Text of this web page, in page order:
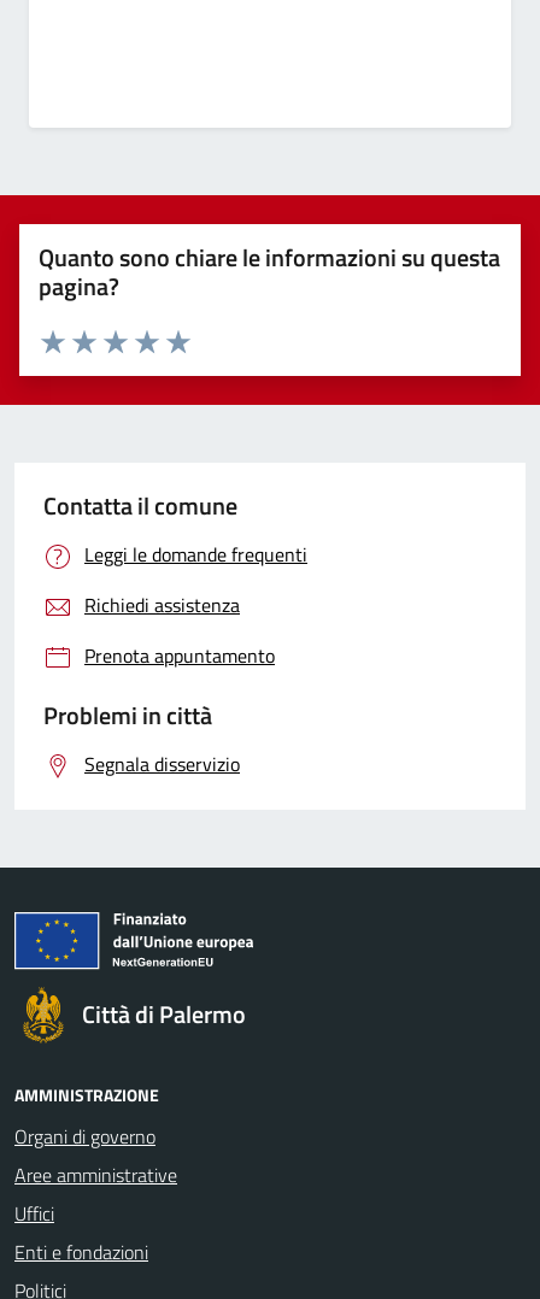
Quanto sono chiare le informazioni su questa
pagina?
Valuta 5 stelle su 5
Valuta 4 stelle su 5
Valuta 3 stelle su 5
Valuta 2 stelle su 5
Valuta 1 stelle su 5
Contatta il comune
Leggi le domande frequenti
Richiedi assistenza
Prenota appuntamento
Problemi in città
Segnala disservizio
Città di Palermo
AMMINISTRAZIONE
Organi di governo
Aree amministrative
Uffici
Enti e fondazioni
Politici